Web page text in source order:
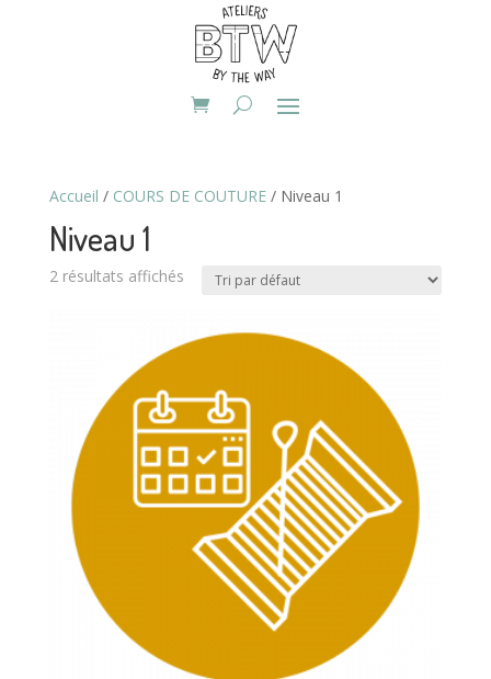
Accueil / COURS DE COUTURE/ Niveau 1
Niveau 1
2 résultats affichés